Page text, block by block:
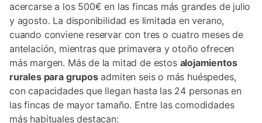
acercarse a los 500€ en las fincas más grandes de julio
y agosto. La disponibilidad es limitada en verano,
cuando conviene reservar con tres o cuatro meses de
antelación, mientras que primavera y otoño ofrecen
más margen. Más de la mitad de estos alojamientos
rurales para gruposadmiten seis o más huéspedes,
con capacidades que llegan hasta las 24 personas en
las fincas de mayor tamaño. Entre las comodidades
más habituales destacan: